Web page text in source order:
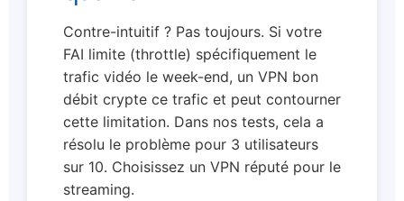
Contre-intuitif ? Pas toujours. Si votre
FAI limite (throttle) spécifiquement le
trafic vidéo le week-end, un VPN bon
débit crypte ce trafic et peut contourner
cette limitation. Dans nos tests, cela a
résolu le problème pour 3 utilisateurs
sur 10. Choisissez un VPN réputé pour le
streaming.